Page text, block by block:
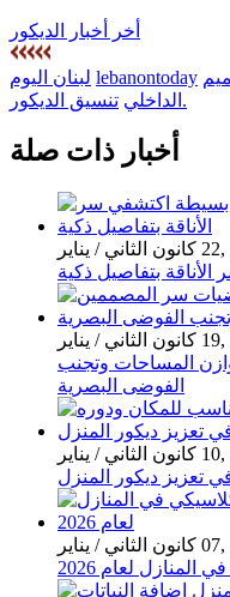
أخر أخبار الديكور
لبنان اليوم lebanontoday
الداخلي تنسيق الديكور.
أخبار ذات صلة
بتفاصيل ذكية
المساحات وتجنب
الفوضى البصرية
تعزيز ديكور المنزل
لعام 2026